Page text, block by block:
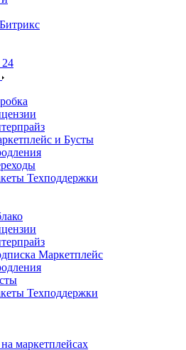
и Бусты
Техподдержки
Маркетплейс
Техподдержки
маркетплейсах